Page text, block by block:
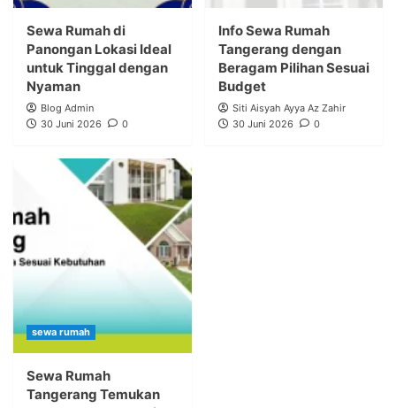
Sewa Rumah di
Panongan Lokasi Ideal
untuk Tinggal dengan
Nyaman
Blog Admin
30 Juni 2026
0
Info Sewa Rumah
Tangerang dengan
Beragam Pilihan Sesuai
Budget
Siti Aisyah Ayya Az Zahir
30 Juni 2026
0
sewa rumah
Sewa Rumah
Tangerang Temukan